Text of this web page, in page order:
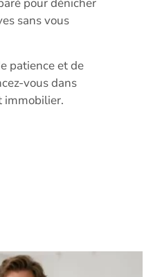
pour dénicher
sans vous
patience et de
vous dans
immobilier.